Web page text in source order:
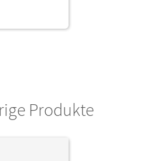
Produkte